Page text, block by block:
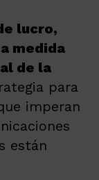
lucro,
medida
de la
para
imperan
están